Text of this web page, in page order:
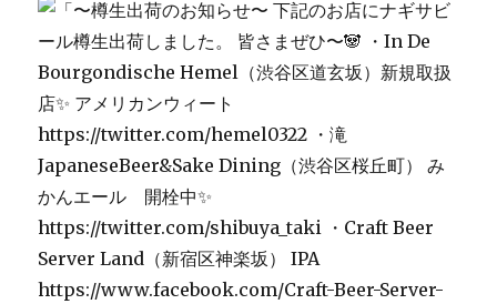
バ
ー
リ
ィ
業
日
の
知
ら
せ
に